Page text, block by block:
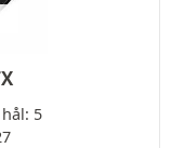
5